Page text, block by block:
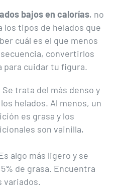
bajos en calorías, no
tipos de helados que
cuál es el que menos
convertirlos
para cuidar tu figura.
Se trata del más denso y
helados. Al menos, un
es grasa y los
son vainilla,
algo más ligero y se
de grasa. Encuentra
variados.